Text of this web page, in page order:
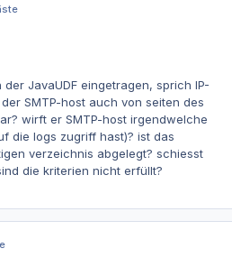
JavaUDF eingetragen, sprich IP-
SMTP-host auch von seiten des
wirft er SMTP-host irgendwelche
die logs zugriff hast)? ist das
verzeichnis abgelegt? schiesst
die kriterien nicht erfüllt?